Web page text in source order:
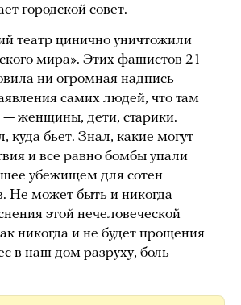
городской совет.
театр цинично уничтожили
мира». Этих фашистов 21
ни огромная надпись
самих людей, что там
женщины, дети, старики.
куда бьет. Знал, какие могут
и все равно бомбы упали
убежищем для сотен
Не может быть и никогда
этой нечеловеческой
никогда и не будет прощения
в наш дом разруху, боль